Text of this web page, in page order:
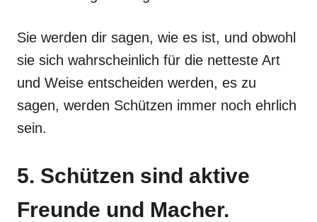
Sie werden dir sagen, wie es ist, und obwohl
sie sich wahrscheinlich für die netteste Art
und Weise entscheiden werden, es zu
sagen, werden Schützen immer noch ehrlich
sein.
5. Schützen sind aktive
Freunde und Macher.